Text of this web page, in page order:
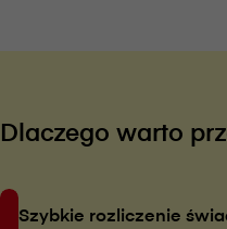
Dlaczego warto
Szybkie rozliczenie